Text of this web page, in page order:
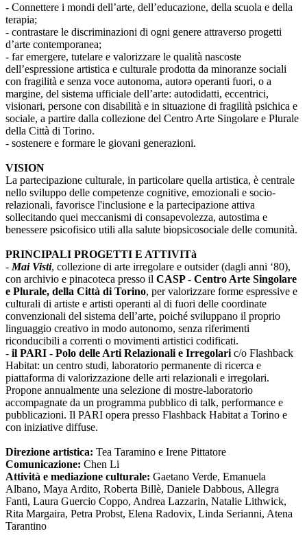
- Connettere i mondi dell’arte, dell’educazione, della scuola e della
terapia;
- contrastare le discriminazioni di ogni genere attraverso progetti
d’arte contemporanea;
- far emergere, tutelare e valorizzare le qualità nascoste
dell’espressione artistica e culturale prodotta da minoranze sociali
con fragilità e senza voce autonoma, autorə operanti fuori, o a
margine, del sistema ufficiale dell’arte: autodidatti, eccentrici,
visionari, persone con disabilità e in situazione di fragilità psichica e
sociale, a partire dalla collezione del Centro Arte Singolare e Plurale
della Città di Torino.
- sostenere e formare le giovani generazioni.
VISION
La partecipazione culturale, in particolare quella artistica, è centrale
nello sviluppo delle competenze cognitive, emozionali e socio-
relazionali, favorisce l'inclusione e la partecipazione attiva
sollecitando quei meccanismi di consapevolezza, autostima e
benessere psicofisico utili alla salute biopsicosociale delle comunità.
PRINCIPALI PROGETTI E ATTIVITà
- Mai Visti, collezione di arte irregolare e outsider (dagli anni ‘80),
con archivio e pinacoteca presso il CASP - Centro Arte Singolare
e Plurale, della Città di Torino, per valorizzare forme espressive e
culturali di artiste e artisti operanti al di fuori delle coordinate
convenzionali del sistema dell’arte, poiché sviluppano il proprio
linguaggio creativo in modo autonomo, senza riferimenti
riconducibili a correnti o movimenti artistici codificati.
- il PARI - Polo delle Arti Relazionali e Irregolari c/o Flashback
Habitat: un centro studi, laboratorio permanente di ricerca e
piattaforma di valorizzazione delle arti relazionali e irregolari.
Propone annualmente una selezione di mostre-laboratorio
accompagnate da un programma pubblico di talk, performance e
pubblicazioni. Il PARI opera presso Flashback Habitat a Torino e
con iniziative diffuse.
Direzione artistica: Tea Taramino e Irene Pittatore
Comunicazione: Chen Li
Attività e mediazione culturale: Gaetano Verde, Emanuela
Albano, Maya Ardito, Roberta Billè, Daniele Dabbous, Allegra
Fanti, Laura Guercio Coppo, Andrea Lazzarin, Natalie Lithwick,
Rita Margaira, Petra Probst, Elena Radovix, Linda Serianni, Atena
Tarantino